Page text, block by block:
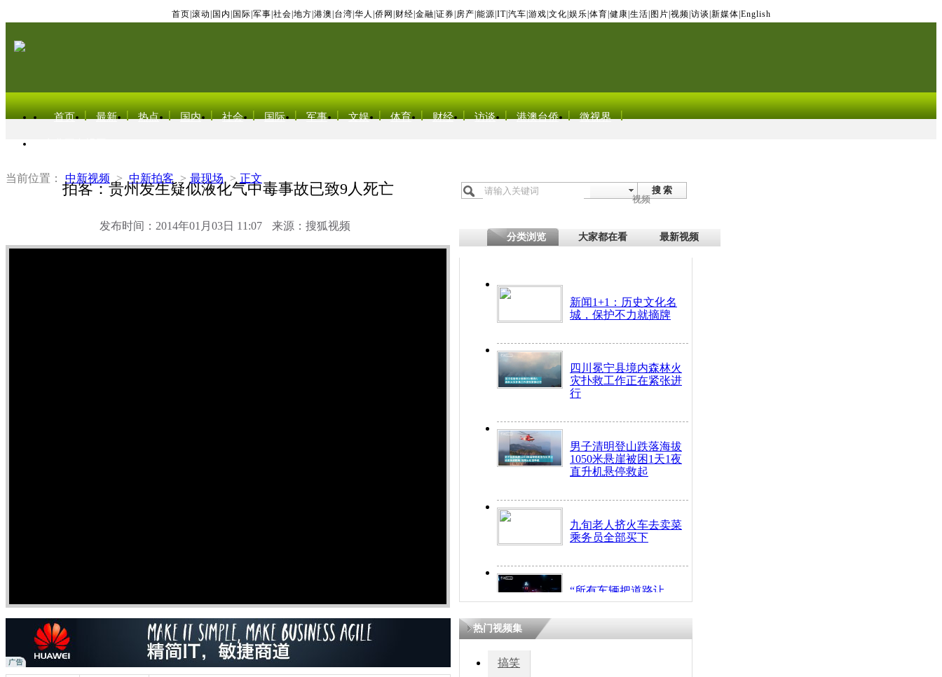
首页 滚动 国内 国际 军事 社会 地方 港澳 台湾 华人 侨网 财经 金融 证券 房产 能源 IT| 汽车 游戏 文化 娱乐 体育 健康 生活 图片 视频 访谈 新媒体 English
首页 最新 热点 国内 社会 国际 军事 文娱 体育 财经 访谈 港澳台侨 微视界
当前位置： 中新视频 > 中新拍客 > 最现场 > 正文
拍客：贵州发生疑似液化气中毒事故已致9人死亡
发布时间：2014年01月03日 11:07 来源：搜狐视频
搜 索
视频
分类浏览 大家都在看 最新视频
新闻1+1：历史文化名
城，保护不力就摘牌
四川冕宁县境内森林火
灾扑救工作正在紧张进
行
男子清明登山跌落海拔
1050米悬崖被困1天1夜
直升机悬停救起
九旬老人挤火车去卖菜
乘务员全部买下
“所有车辆把道路让
开！”儿童突发疾病交
热门视频集
搞笑